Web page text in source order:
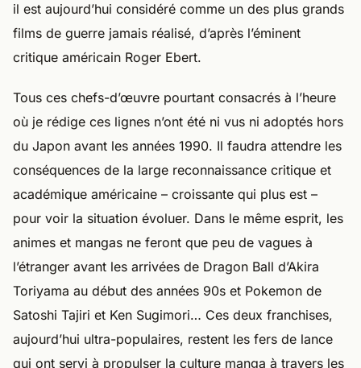
il est aujourd’hui considéré comme un des plus grands
films de guerre jamais réalisé, d’après l’éminent
critique américain Roger Ebert.
Tous ces chefs-d’œuvre pourtant consacrés à l’heure
où je rédige ces lignes n’ont été ni vus ni adoptés hors
du Japon avant les années 1990. Il faudra attendre les
conséquences de la large reconnaissance critique et
académique américaine – croissante qui plus est –
pour voir la situation évoluer. Dans le même esprit, les
animes et mangas ne feront que peu de vagues à
l’étranger avant les arrivées de Dragon Ball d’Akira
Toriyama au début des années 90s et Pokemon de
Satoshi Tajiri et Ken Sugimori… Ces deux franchises,
aujourd’hui ultra-populaires, restent les fers de lance
qui ont servi à propulser la culture manga à travers les